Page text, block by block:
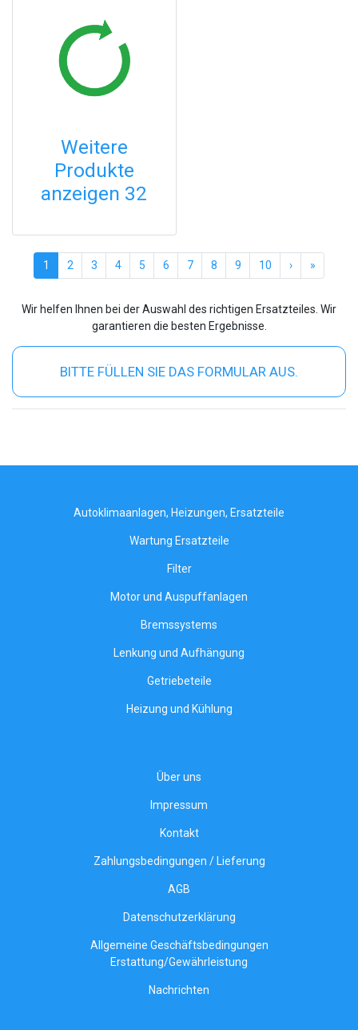
Weitere
Produkte
anzeigen 32
1 (current)
2 3 4 5 6 7 8 9 10 › »
Wir helfen Ihnen bei der Auswahl des richtigen Ersatzteiles. Wir
garantieren die besten Ergebnisse.
BITTE FÜLLEN SIE DAS FORMULAR AUS.
Autoklimaanlagen, Heizungen, Ersatzteile
Wartung Ersatzteile
Filter
Motor und Auspuffanlagen
Bremssystems
Lenkung und Aufhängung
Getriebeteile
Heizung und Kühlung
Über uns
Impressum
Kontakt
Zahlungsbedingungen / Lieferung
AGB
Datenschutzerklärung
Allgemeine Geschäftsbedingungen
Erstattung/Gewährleistung
Nachrichten